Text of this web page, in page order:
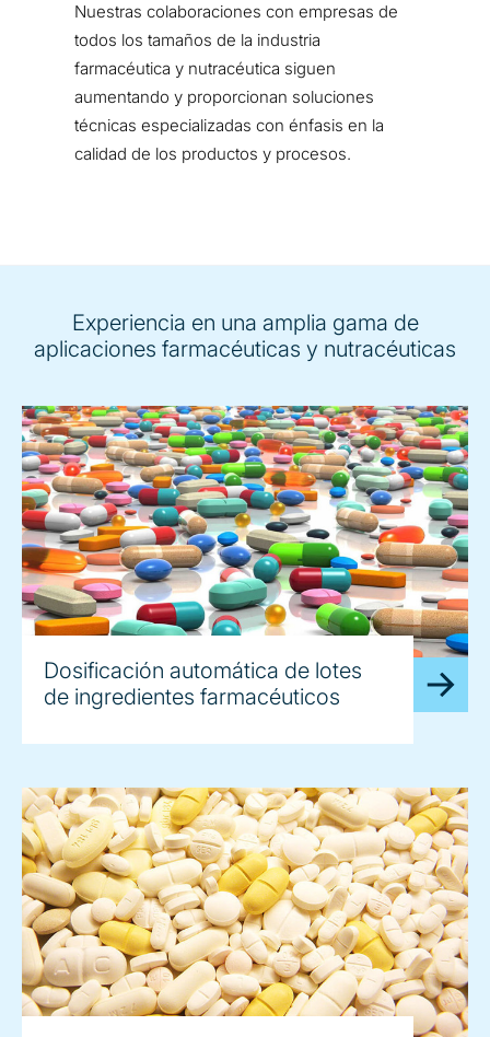
Nuestras colaboraciones con empresas de
todos los tamaños de la industria
farmacéutica y nutracéutica siguen
aumentando y proporcionan soluciones
técnicas especializadas con énfasis en la
calidad de los productos y procesos.
Experiencia en una amplia gama de
aplicaciones farmacéuticas y nutracéuticas
Dosificación automática de lotes
de ingredientes farmacéuticos